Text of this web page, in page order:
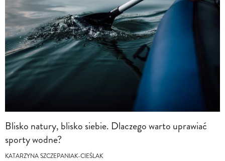
Blisko natury, blisko siebie. Dlaczego warto uprawiać
sporty wodne?
KATARZYNA SZCZEPANIAK-CIEŚLAK